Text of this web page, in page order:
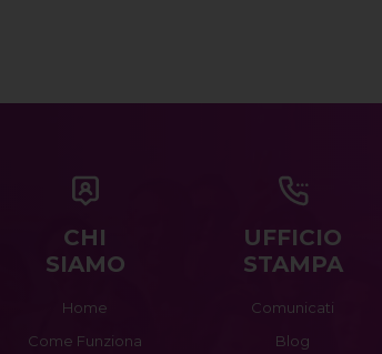
CHI
SIAMO
Home
Come Funziona
UFFICIO
STAMPA
Comunicati
Blog